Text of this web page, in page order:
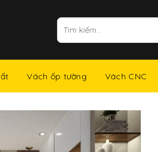
Tìm
kiếm:
Vách ốp tường Vách CNC